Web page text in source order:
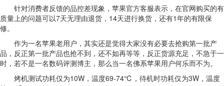
针对消费者反馈的品控差现象，苹果官方客服表示，在官网购买的有
质量上的问题可以7天无理由退货，14天进行换货，还有1年的有限保
修。
作为一名苹果老用户，其实还是觉得大家没有必要去抢购第一批产
品，反正第一批产品也抢不到，还不如再等等，反正货源充足，不急于一
时，若不是一名数码评测博主，那么当一名佛系苹果用户何乐而不为。
烤机测试功耗仅为10W，温度69-74℃，待机时功耗仅为3W，温度